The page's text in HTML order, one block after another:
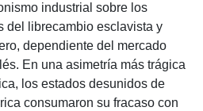
industrial sobre los
del librecambio esclavista y
dependiente del mercado
En una asimetría más trágica
los estados desunidos de
consumaron su fracaso con